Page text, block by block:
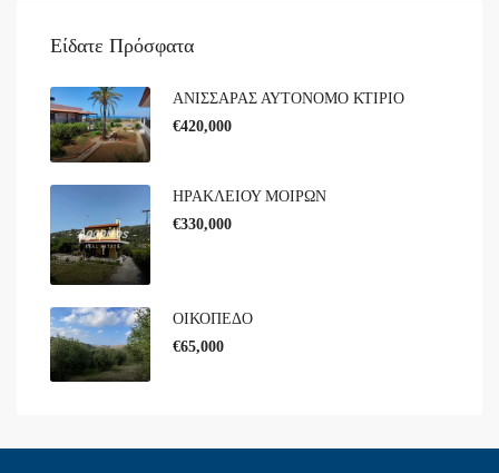
Είδατε Πρόσφατα
ΑΝΙΣΣΑΡΑΣ ΑΥΤΟΝΟΜΟ ΚΤΙΡΙΟ
€420,000
ΗΡΑΚΛΕΙΟΥ ΜΟΙΡΩΝ
€330,000
ΟΙΚΟΠΕΔΟ
€65,000